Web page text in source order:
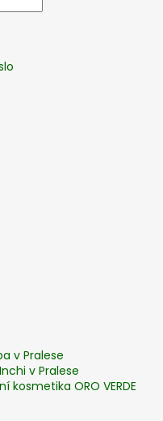
v Pralese
v Pralese
kosmetika ORO VERDE